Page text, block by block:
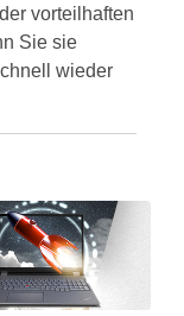
vorteilhaften
Sie sie
wieder